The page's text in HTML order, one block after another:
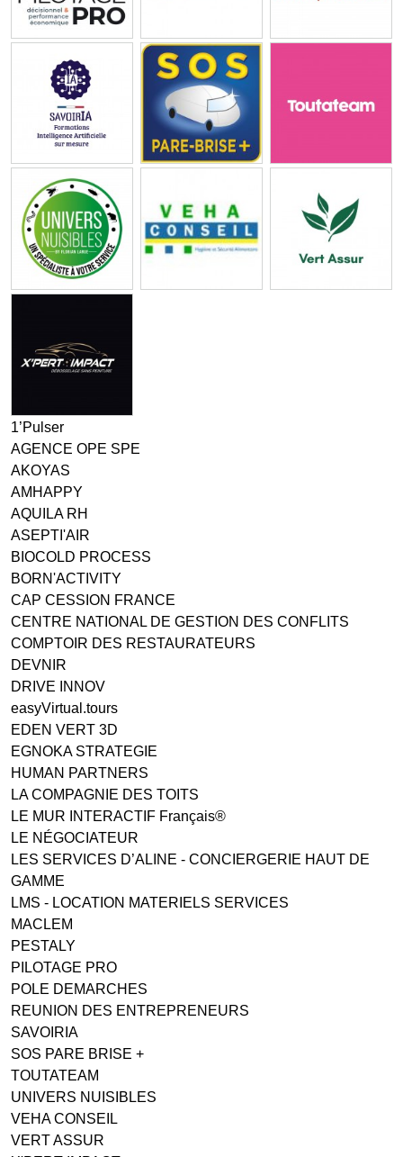
1’Pulser
AGENCE OPE SPE
AKOYAS
AMHAPPY
AQUILA RH
ASEPTI'AIR
BIOCOLD PROCESS
BORN'ACTIVITY
CAP CESSION FRANCE
CENTRE NATIONAL DE GESTION DES CONFLITS
COMPTOIR DES RESTAURATEURS
DEVNIR
DRIVE INNOV
easyVirtual.tours
EDEN VERT 3D
EGNOKA STRATEGIE
HUMAN PARTNERS
LA COMPAGNIE DES TOITS
LE MUR INTERACTIF Français®
LE NÉGOCIATEUR
LES SERVICES D’ALINE - CONCIERGERIE HAUT DE
GAMME
LMS - LOCATION MATERIELS SERVICES
MACLEM
PESTALY
PILOTAGE PRO
POLE DEMARCHES
REUNION DES ENTREPRENEURS
SAVOIRIA
SOS PARE BRISE +
TOUTATEAM
UNIVERS NUISIBLES
VEHA CONSEIL
VERT ASSUR